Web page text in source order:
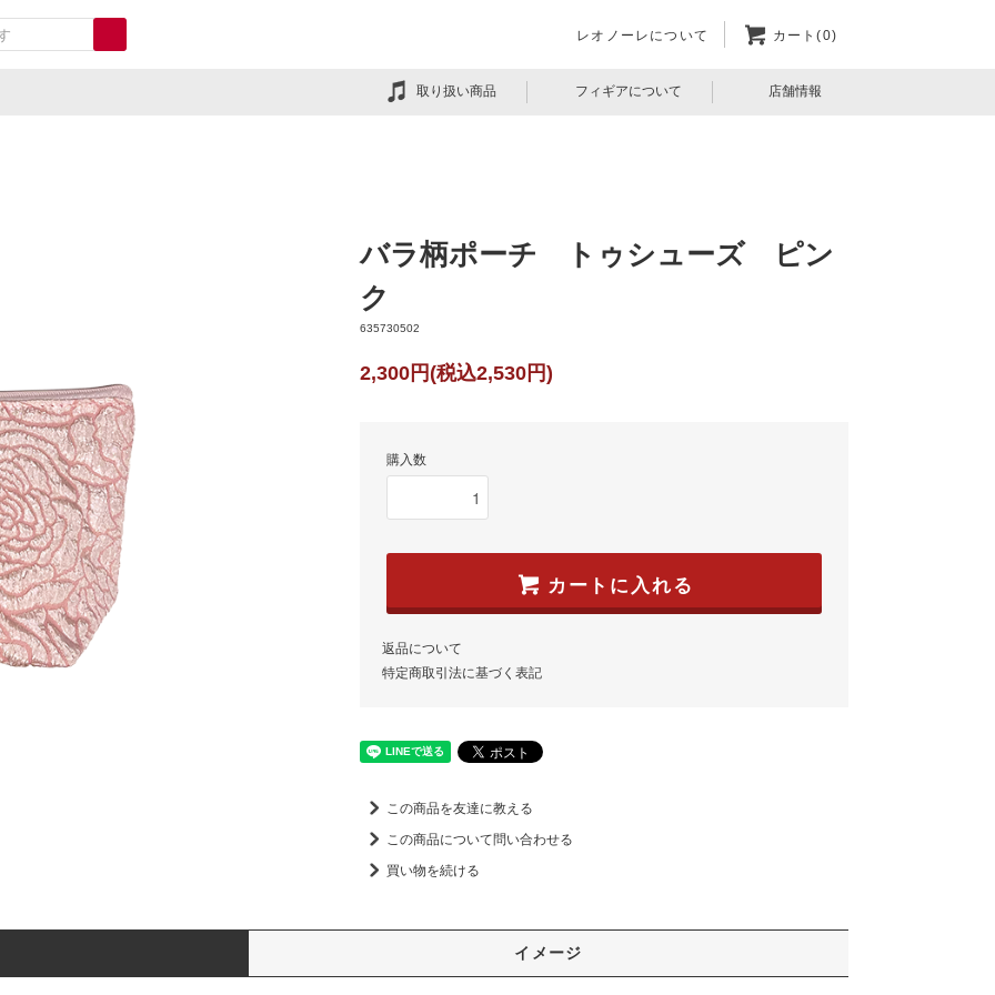
レオノーレについて カート(0)
取り扱い商品 フィギアについて 店舗情報
バラ柄ポーチ トゥシューズ ピン
ク
635730502
2,300円(税込2,530円)
購入数
カートに入れる
返品について
特定商取引法に基づく表記
この商品を友達に教える
この商品について問い合わせる
買い物を続ける
イメージ